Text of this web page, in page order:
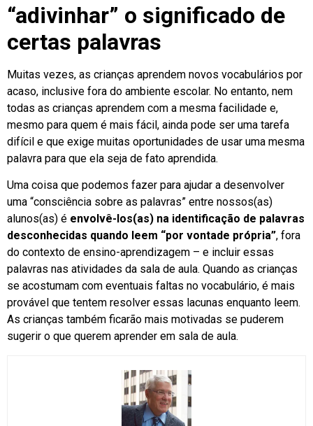
“adivinhar” o significado de
certas palavras
Muitas vezes, as crianças aprendem novos vocabulários por
acaso, inclusive fora do ambiente escolar. No entanto, nem
todas as crianças aprendem com a mesma facilidade e,
mesmo para quem é mais fácil, ainda pode ser uma tarefa
difícil e que exige muitas oportunidades de usar uma mesma
palavra para que ela seja de fato aprendida.
Uma coisa que podemos fazer para ajudar a desenvolver
uma “consciência sobre as palavras” entre nossos(as)
alunos(as) é envolvê-los(as) na identificação de palavras
desconhecidas quando leem “por vontade própria”, fora
do contexto de ensino-aprendizagem – e incluir essas
palavras nas atividades da sala de aula. Quando as crianças
se acostumam com eventuais faltas no vocabulário, é mais
provável que tentem resolver essas lacunas enquanto leem.
As crianças também ficarão mais motivadas se puderem
sugerir o que querem aprender em sala de aula.